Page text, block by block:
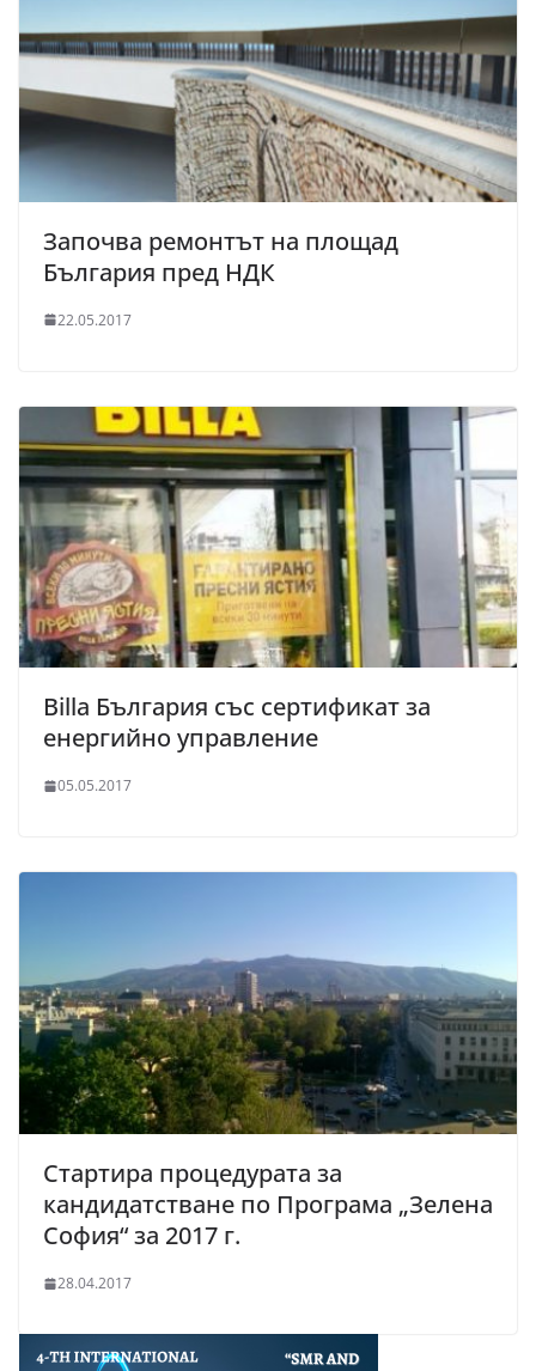
Започва ремонтът на площад
България пред НДК
22.05.2017
Billa България със сертификат за
енергийно управление
05.05.2017
Стартира процедурата за
кандидатстване по Програма „Зелена
София“ за 2017 г.
28.04.2017